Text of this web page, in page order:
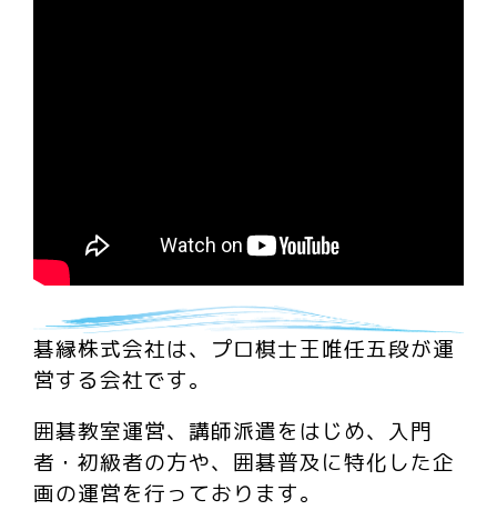
碁縁株式会社は、プロ棋士王唯任五段が運
営する会社です。
囲碁教室運営、講師派遣をはじめ、入門
者・初級者の方や、囲碁普及に特化した企
画の運営を行っております。